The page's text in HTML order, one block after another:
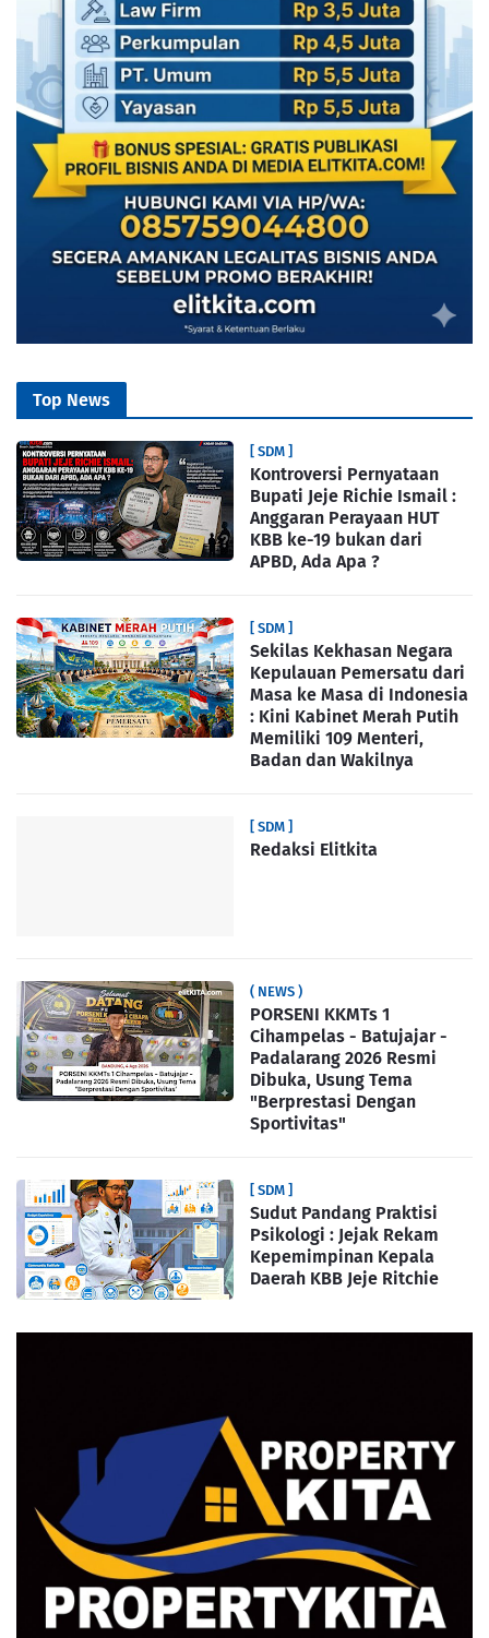
Top News
[ SDM ]
Kontroversi Pernyataan
Bupati Jeje Richie Ismail :
Anggaran Perayaan HUT
KBB ke-19 bukan dari
APBD, Ada Apa ?
[ SDM ]
Sekilas Kekhasan Negara
Kepulauan Pemersatu dari
Masa ke Masa di Indonesia
: Kini Kabinet Merah Putih
Memiliki 109 Menteri,
Badan dan Wakilnya
[ SDM ]
Redaksi Elitkita
( NEWS )
PORSENI KKMTs 1
Cihampelas - Batujajar -
Padalarang 2026 Resmi
Dibuka, Usung Tema
"Berprestasi Dengan
Sportivitas"
[ SDM ]
Sudut Pandang Praktisi
Psikologi : Jejak Rekam
Kepemimpinan Kepala
Daerah KBB Jeje Ritchie